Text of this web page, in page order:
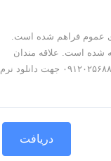
عموم فراهم شده است.
شده است. علاقه مندان
میتوانند جهت بهره مندی از تخفیفات دانشجویی با مرکز تحقیقات فرآوری مواد کاشی گر تماس حاصل فرمایند. همراه: ۰۹۱۲۰۲۵۶۸۸۴ جهت دانلود نرم
دریافت